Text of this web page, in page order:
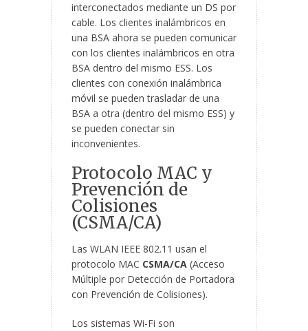
interconectados mediante un DS por
cable. Los clientes inalámbricos en
una BSA ahora se pueden comunicar
con los clientes inalámbricos en otra
BSA dentro del mismo ESS. Los
clientes con conexión inalámbrica
móvil se pueden trasladar de una
BSA a otra (dentro del mismo ESS) y
se pueden conectar sin
inconvenientes.
Protocolo MAC y
Prevención de
Colisiones
(CSMA/CA)
Las WLAN IEEE 802.11 usan el
protocolo MAC CSMA/CA (Acceso
Múltiple por Detección de Portadora
con Prevención de Colisiones).
Los sistemas Wi-Fi son